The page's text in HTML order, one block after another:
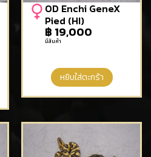
OD Enchi GeneX
Pied (HI)
฿ 19,000
มีสินค้า
หยิบใส่ตะกร้า